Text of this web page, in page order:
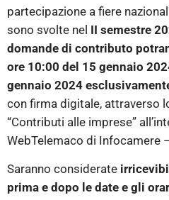
partecipazione a fiere
sono svolte nel II semestre
domande di contributo
ore 10:00 del 15 gennaio
gennaio 2024
con firma digitale, attraverso
“Contributi alle imprese”
WebTelemaco di Infocamere
Saranno considerate
prima e dopo le date e gli